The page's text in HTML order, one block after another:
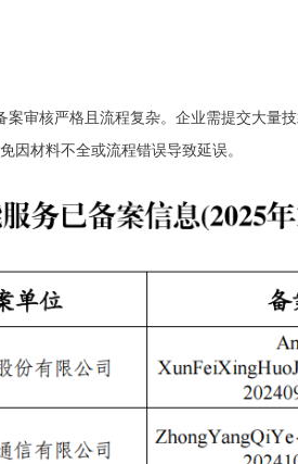
案审核严格且流程复杂。企业需提交大量
因材料不全或流程错误导致延误。